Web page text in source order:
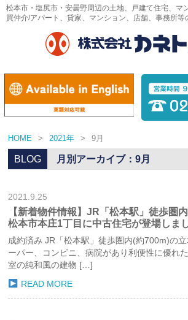
松本市・塩尻市・安曇野周辺の土地、戸建て住宅、マ
買仲介/アパート、貸家、マンション、店舗、事務所等
HOME > 2021年 > 9月
BLOG 月別アーカイブ：9月
2021.9.25
【新着物件情報】JR「松本駅」徒歩圏
松本市本庄1丁目に中古住宅が登場しま
成約済み JR「松本駅」徒歩圏内(約700m)の
ーパー、コンビニ、病院があり利便性に優れ
室の純和風の建物 […]
READ MORE